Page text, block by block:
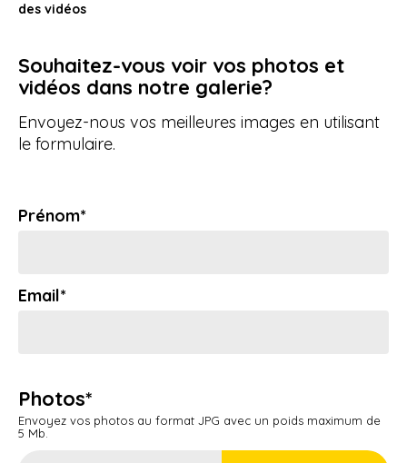
des vidéos
Souhaitez-vous voir vos photos et
vidéos dans notre galerie?
Envoyez-nous vos meilleures images en utilisant
le formulaire.
Prénom*
Email*
Photos*
Envoyez vos photos au format JPG avec un poids maximum de
5 Mb.